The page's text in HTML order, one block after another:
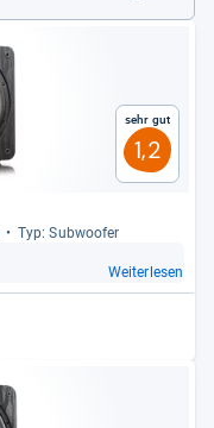
Sehr gut
1,2
Typ: Sub­woofer
Weiterlesen